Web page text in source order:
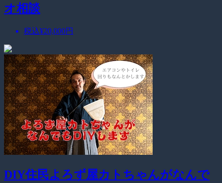
オ相談
税込¥20,000円
DIY住民よろず屋カトちゃんがなんで